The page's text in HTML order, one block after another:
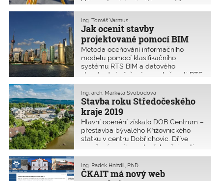
Účinnost nabývají většinou od 1.
července 2023 s výjimkou těch
ustanovení, na která v textu
poukazujeme, a která platí již od
poloviny března 2020. Cílem je
vytvořit jednotnou digitální technickou
mapu pro veřejnou správu, portál
stavebníka, digitální evidenci
dokumentací a další. Na digitalizaci
Jak ocenit stavby
projektované pomocí BIM
Ing. Tomáš Varmus
Metoda oceňování informačního
modelu pomocí klasifikačního
systému RTS BIM a datového
standardu je řešením společnosti RTS,
a.s., které je aplikováno do softwaru
Revit, ve spolupráci se společností
CAD Studio, s.r.o., pomocí plug-inu.
Metoda je konzultována s řadou
odborníků v oblasti stavebnictví.
Stavba roku Středočeského
kraje 2019
Ing. arch. Markéta Svobodová
Hlavní ocenění získalo DOB Centrum –
přestavba bývalého Křižovnického
statku v centru Dobřichovic. Dříve
uzavřený areál se otevřel veřejnosti a
napojil se na pěší trasy a optické
průhledy města. Příprava a realizace
tohoto projektu se však kvůli
ČKAIT má nový web
Ing. Radek Hnízdil, Ph.D.